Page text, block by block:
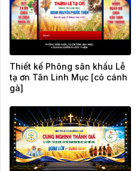
Thiết kế Phông sân khấu Lễ
tạ ơn Tân Linh Mục [có cánh
gà]